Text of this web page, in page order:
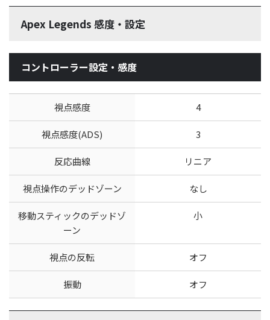
Apex Legends 感度・設定
コントローラー設定・感度
視点感度 4
視点感度(ADS) 3
反応曲線 リニア
視点操作のデッドゾーン なし
移動スティックのデッドゾ
ーン
小
視点の反転 オフ
振動 オフ